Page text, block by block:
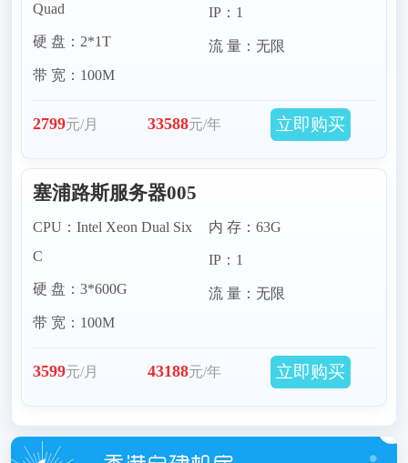
Quad
硬 盘：2*1T
带 宽：100M
IP：1
流 量：无限
2799元/月 33588元/年 立即购买
塞浦路斯服务器005
CPU：Intel Xeon Dual Six
C
硬 盘：3*600G
带 宽：100M
内 存：63G
IP：1
流 量：无限
3599元/月 43188元/年 立即购买